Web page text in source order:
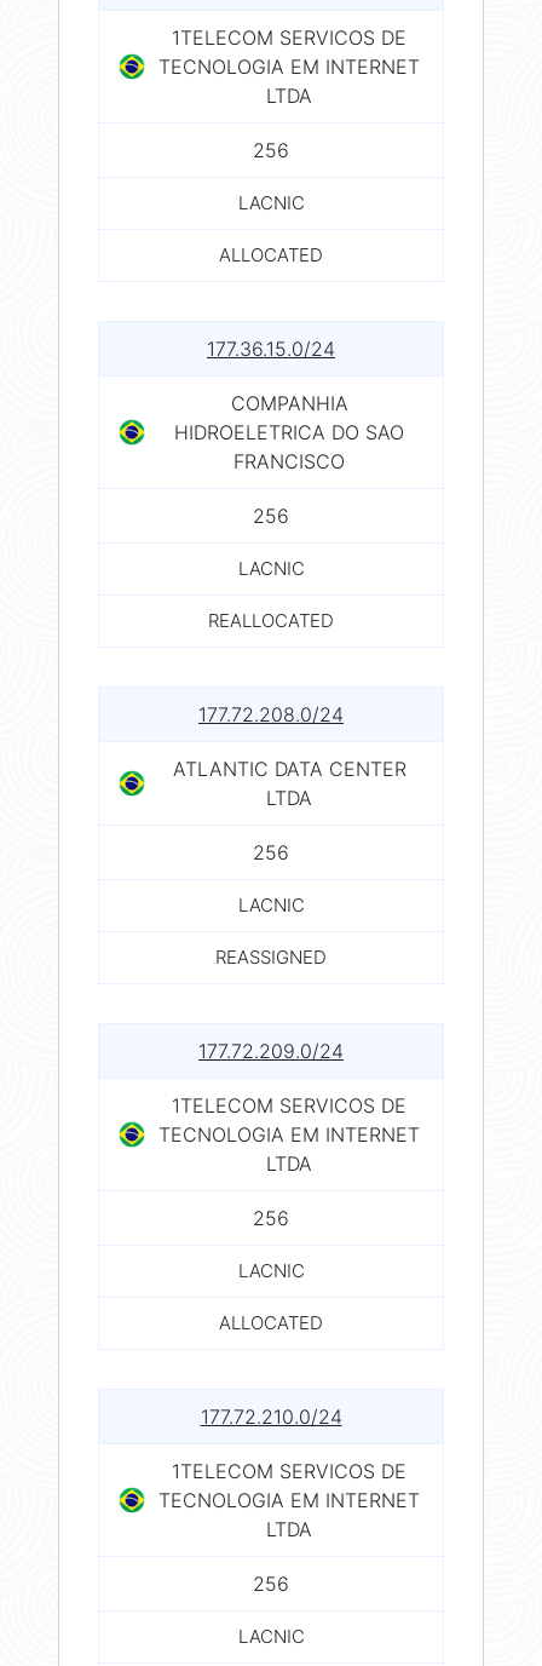
1TELECOM SERVICOS DE
TECNOLOGIA EM INTERNET
LTDA
256
LACNIC
ALLOCATED
177.36.15.0/24
COMPANHIA
HIDROELETRICA DO SAO
FRANCISCO
256
LACNIC
REALLOCATED
177.72.208.0/24
ATLANTIC DATA CENTER
LTDA
256
LACNIC
REASSIGNED
177.72.209.0/24
1TELECOM SERVICOS DE
TECNOLOGIA EM INTERNET
LTDA
256
LACNIC
ALLOCATED
177.72.210.0/24
1TELECOM SERVICOS DE
TECNOLOGIA EM INTERNET
LTDA
256
LACNIC